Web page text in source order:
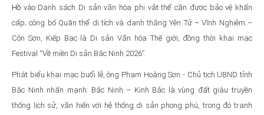
Hồ vào Danh sách Di sản văn hóa phi vật thể cần được bảo vệ khẩn
cấp; công bố Quần thể di tích và danh thắng Yên Tử – Vĩnh Nghiêm –
Côn Sơn, Kiếp Bạc là Di sản Văn hóa Thế giới, đồng thời khai mạc
Festival “Về miền Di sản Bắc Ninh 2026”.
Phát biểu khai mạc buổi lễ, ông Phạm Hoàng Sơn - Chủ tịch UBND tỉnh
Bắc Ninh nhấn mạnh: Bắc Ninh – Kinh Bắc là vùng đất giàu truyền
thống lịch sử, văn hiến với hệ thống di sản phong phú, trong đó tranh